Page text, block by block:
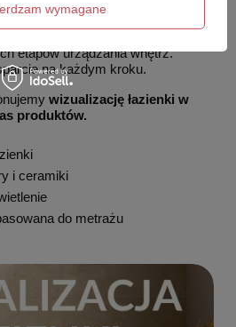
etapów urządzania wnętrz.
na każdym kroku.
wizualizację łazienki w
produktów.
i ceramiki
do metrażu
wymagane